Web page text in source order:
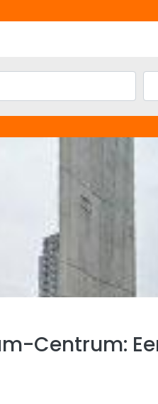
Centrum: